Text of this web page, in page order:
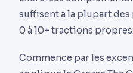
suffisent à la plupart
0 à 10+ tractions
Commence par les